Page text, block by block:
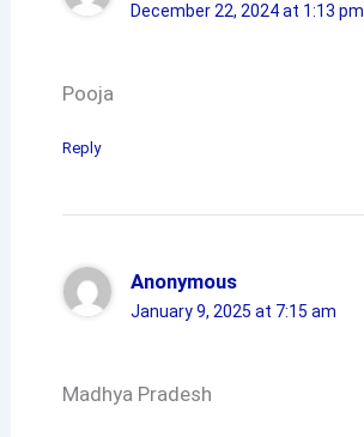
December 22, 2024 at 1:13 pm
Pooja
Reply
Anonymous
January 9, 2025 at 7:15 am
Madhya Pradesh